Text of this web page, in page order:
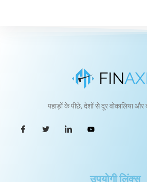
पहाड़ों के पीछे, देशों से दूर वोकालिया और
उपयोगी लिंक्स